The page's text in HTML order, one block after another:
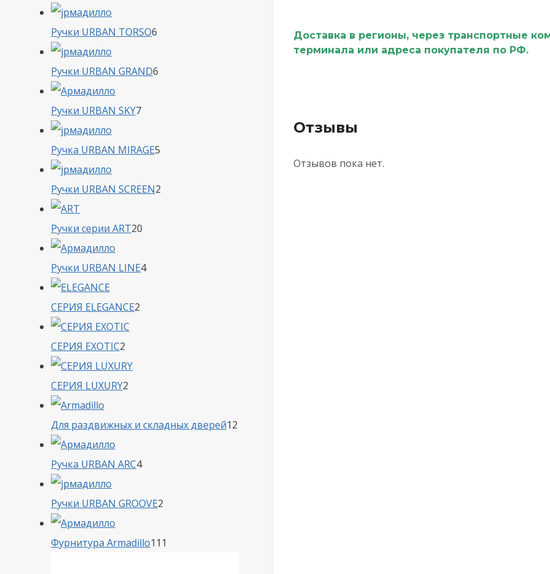
Доставка в регионы, через транспортные
терминала или адреса покупателя по РФ.
Отзывы
Отзывов пока нет.
Ручки URBAN TORSO6
Ручки URBAN GRAND6
Ручки URBAN SKY77
Ручка URBAN MIRAGE5
Ручки URBAN SCREEN2
Ручки серии ART20
Ручки URBAN LINE44
СЕРИЯ ELEGANCE2
СЕРИЯ EXOTIC2
товара
СЕРИЯ LUXURY2
Для раздвижных и складных дверей12
Ручка URBAN ARC44
Ручки URBAN GROOVE2
Фурнитура Armadillo111